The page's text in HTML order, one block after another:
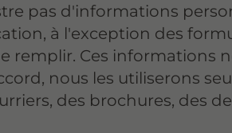
pas d'informations
à l'exception des
remplir. Ces informations
nous les utiliserons
des brochures, des